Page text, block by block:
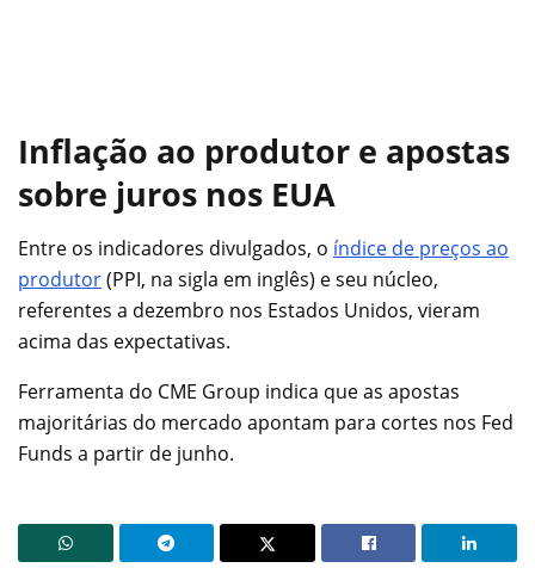
Inflação ao produtor e apostas
sobre juros nos EUA
Entre os indicadores divulgados, o índice de preços ao
produtor(PPI, na sigla em inglês) e seu núcleo,
referentes a dezembro nos Estados Unidos, vieram
acima das expectativas.
Ferramenta do CME Group indica que as apostas
majoritárias do mercado apontam para cortes nos Fed
Funds a partir de junho.